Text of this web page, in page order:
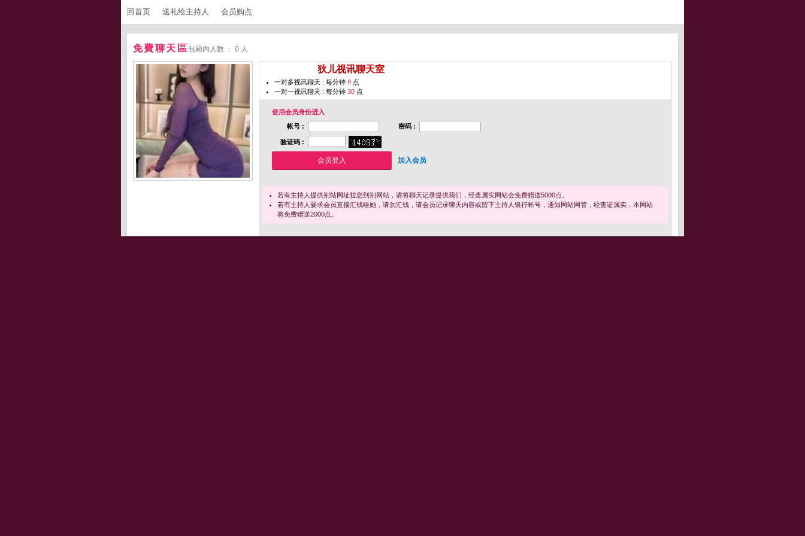
回首页 送礼给主持人 会员购点
免費聊天區包厢内人数 ： 0 人
狄儿视讯聊天室
一对多视讯聊天 : 每分钟 8 点
一对一视讯聊天 : 每分钟 30 点
使用会员身份进入
帐号 :
密码 :
验证码 :
加入会员
若有主持人提供别站网址拉您到别网站，请将聊天记录提供我们，经查属实网站会免费赠送5000点。
若有主持人要求会员直接汇钱给她，请勿汇钱，请会员记录聊天内容或留下主持人银行帐号，通知网站网管，经查证属实，本网站
将免费赠送2000点。